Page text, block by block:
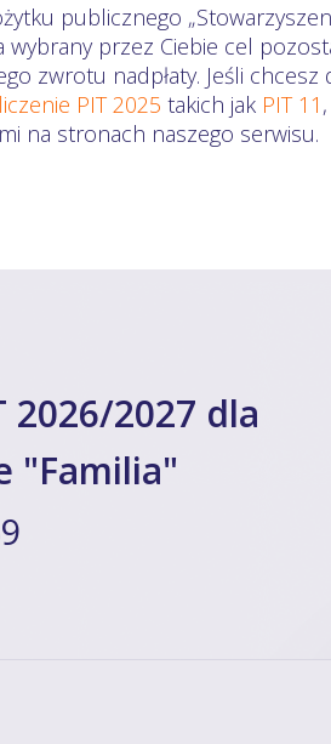
publicznego
wybrany przez Ciebie cel
zwrotu nadpłaty. Jeśli
PIT 2025 takich jak PIT 11 ,
na stronach naszego serwisu.
2026/2027 dla
"Familia"